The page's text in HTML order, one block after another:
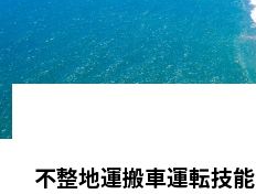
不整地運搬車運転技能